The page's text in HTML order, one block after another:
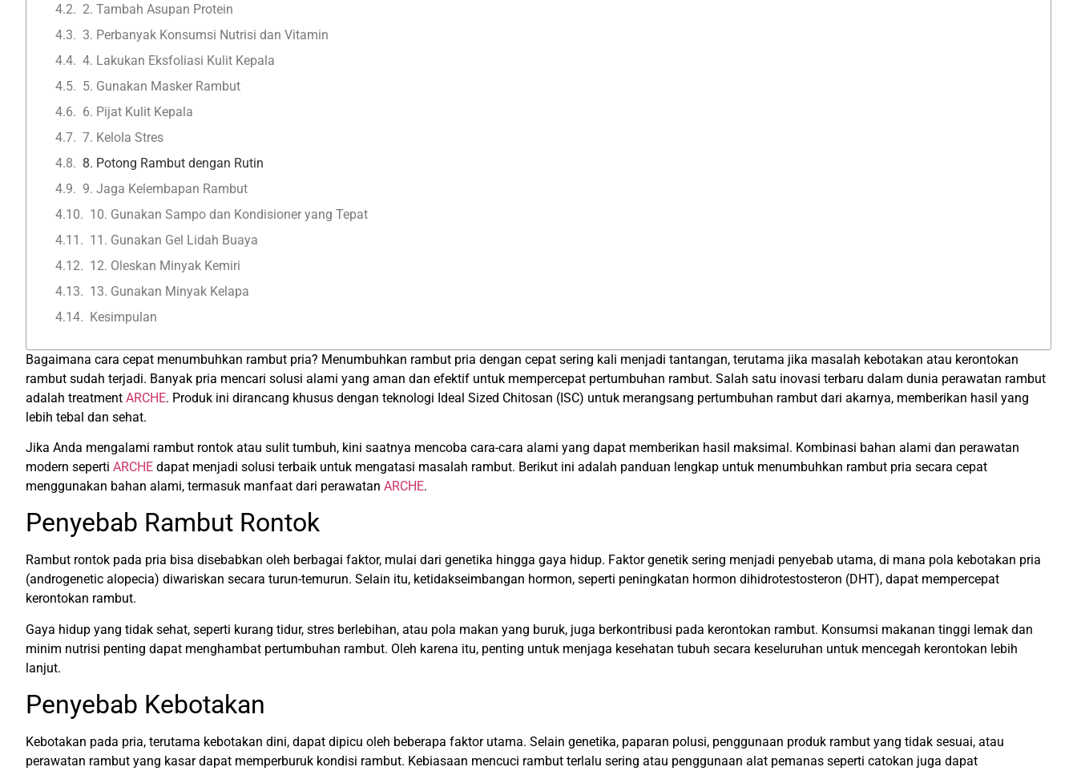
2. Tambah Asupan Protein
3. Perbanyak Konsumsi Nutrisi dan Vitamin
4. Lakukan Eksfoliasi Kulit Kepala
5. Gunakan Masker Rambut
6. Pijat Kulit Kepala
7. Kelola Stres
8. Potong Rambut dengan Rutin
9. Jaga Kelembapan Rambut
10. Gunakan Sampo dan Kondisioner yang Tepat
11. Gunakan Gel Lidah Buaya
12. Oleskan Minyak Kemiri
13. Gunakan Minyak Kelapa
Kesimpulan
Bagaimana cara cepat menumbuhkan rambut pria? Menumbuhkan rambut pria dengan cepat sering kali menjadi tantangan, terutama jika masalah kebotakan atau kerontokan
rambut sudah terjadi. Banyak pria mencari solusi alami yang aman dan efektif untuk mempercepat pertumbuhan rambut. Salah satu inovasi terbaru dalam dunia perawatan rambut
adalah treatment ARCHE. Produk ini dirancang khusus dengan teknologi Ideal Sized Chitosan (ISC) untuk merangsang pertumbuhan rambut dari akarnya, memberikan hasil yang
lebih tebal dan sehat.
Jika Anda mengalami rambut rontok atau sulit tumbuh, kini saatnya mencoba cara-cara alami yang dapat memberikan hasil maksimal. Kombinasi bahan alami dan perawatan
modern seperti ARCHE dapat menjadi solusi terbaik untuk mengatasi masalah rambut. Berikut ini adalah panduan lengkap untuk menumbuhkan rambut pria secara cepat
menggunakan bahan alami, termasuk manfaat dari perawatan ARCHE.
Penyebab Rambut Rontok
Rambut rontok pada pria bisa disebabkan oleh berbagai faktor, mulai dari genetika hingga gaya hidup. Faktor genetik sering menjadi penyebab utama, di mana pola kebotakan pria
(androgenetic alopecia) diwariskan secara turun-temurun. Selain itu, ketidakseimbangan hormon, seperti peningkatan hormon dihidrotestosteron (DHT), dapat mempercepat
kerontokan rambut.
Gaya hidup yang tidak sehat, seperti kurang tidur, stres berlebihan, atau pola makan yang buruk, juga berkontribusi pada kerontokan rambut. Konsumsi makanan tinggi lemak dan
minim nutrisi penting dapat menghambat pertumbuhan rambut. Oleh karena itu, penting untuk menjaga kesehatan tubuh secara keseluruhan untuk mencegah kerontokan lebih
lanjut.
Penyebab Kebotakan
Kebotakan pada pria, terutama kebotakan dini, dapat dipicu oleh beberapa faktor utama. Selain genetika, paparan polusi, penggunaan produk rambut yang tidak sesuai, atau
perawatan rambut yang kasar dapat memperburuk kondisi rambut. Kebiasaan mencuci rambut terlalu sering atau penggunaan alat pemanas seperti catokan juga dapat